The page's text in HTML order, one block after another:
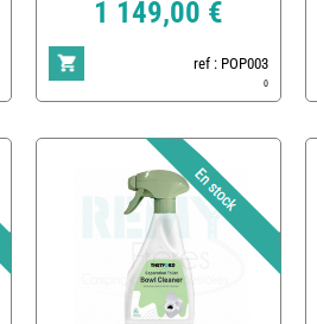
1 149,00 €
ref : POP003
0